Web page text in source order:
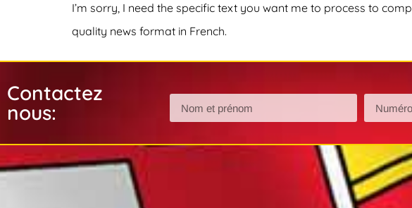
I’m sorry, I need the specific text you want me to process to
quality news format in French.
Contactez
nous: